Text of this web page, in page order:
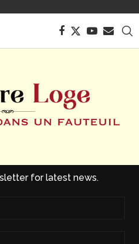
for latest news.